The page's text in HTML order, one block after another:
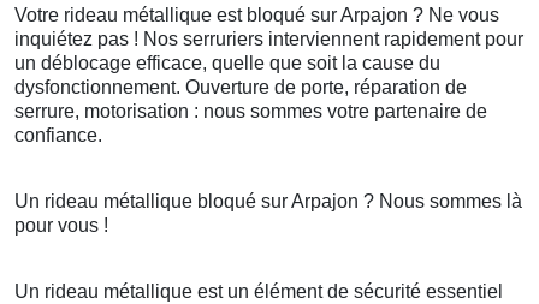
Votre rideau métallique est bloqué sur Arpajon ? Ne vous
inquiétez pas ! Nos serruriers interviennent rapidement pour
un déblocage efficace, quelle que soit la cause du
dysfonctionnement. Ouverture de porte, réparation de
serrure, motorisation : nous sommes votre partenaire de
confiance.
Un rideau métallique bloqué sur Arpajon ? Nous sommes là
pour vous !
Un rideau métallique est un élément de sécurité essentiel